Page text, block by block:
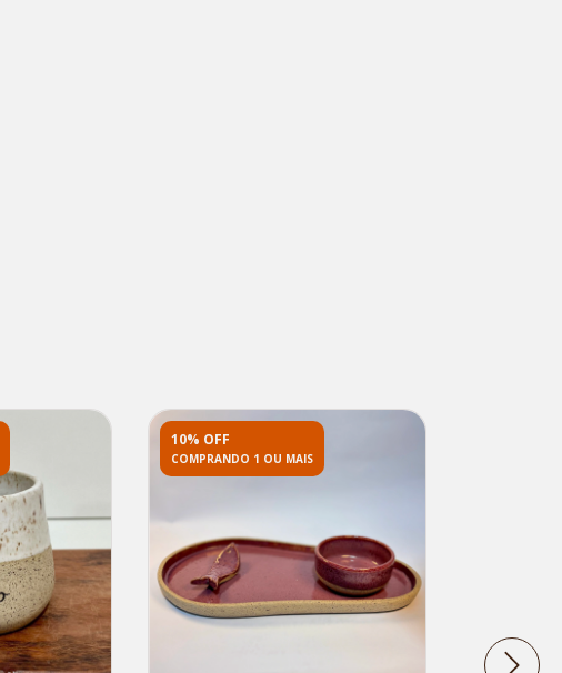
10% OFF
COMPRANDO 1 OU MAIS